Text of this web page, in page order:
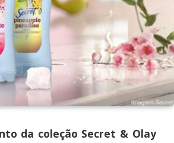
da coleção Secret & Olay